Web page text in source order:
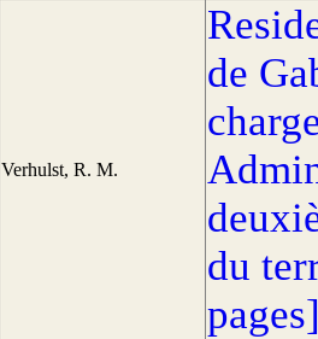
Verhulst, R. M.
de
du